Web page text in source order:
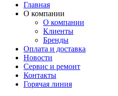
Главная
О компании
О компании
Клиенты
Бренды
Оплата и доставка
Новости
Сервис и ремонт
Контакты
Горячая линия